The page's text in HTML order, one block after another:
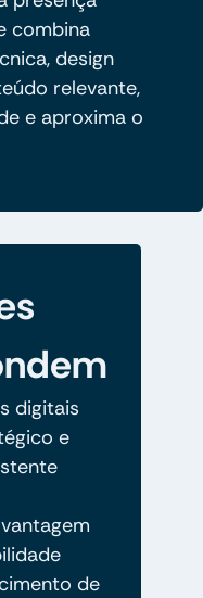
combina
design
relevante,
e aproxima o
digitais
e
de